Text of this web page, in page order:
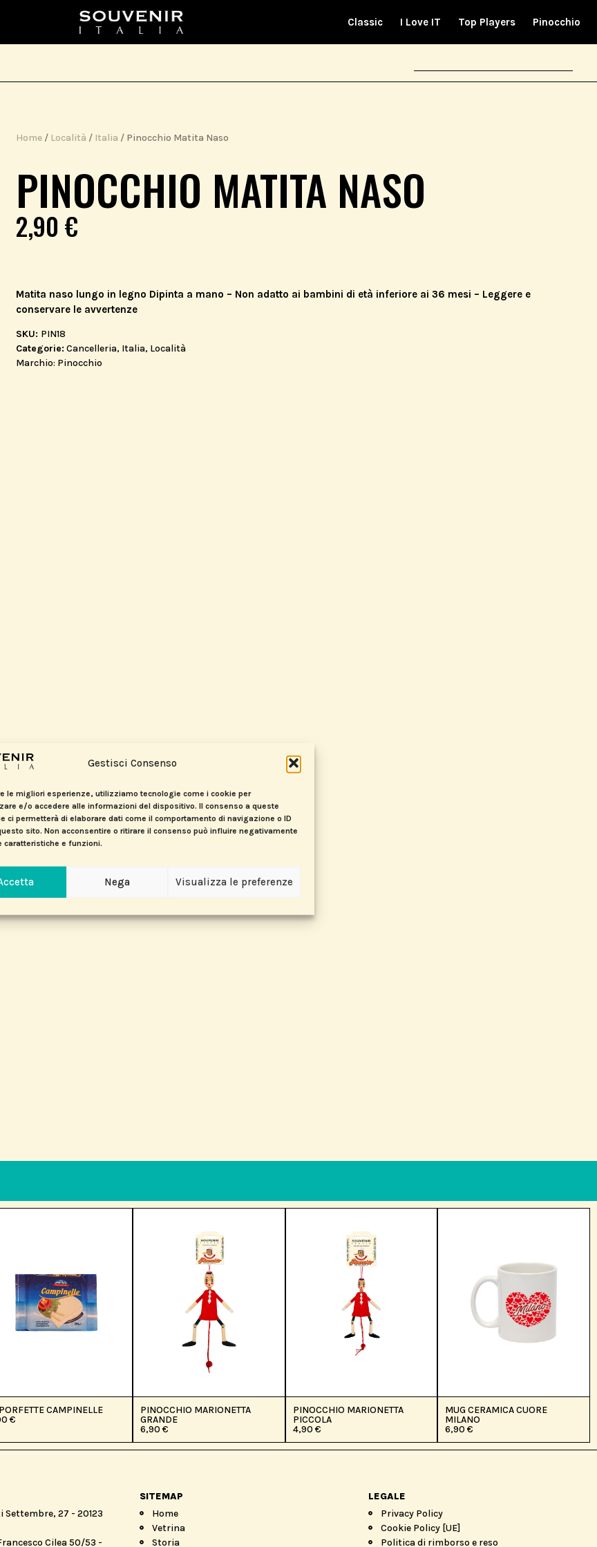
Gestisci Consenso
le migliori esperienze, utilizziamo tecnologie come i cookie per
e/o accedere alle informazioni del dispositivo. Il consenso a queste
ci permetterà di elaborare dati come il comportamento di navigazione o ID
sito. Non acconsentire o ritirare il consenso può influire negativamente
caratteristiche e funzioni.
Nega Visualizza le preferenze
Classic I Love IT Top Players Pinocchio
Home / Località / Italia / Pinocchio Matita Naso
PINOCCHIO MATITA NASO
2,90€
Matita naso lungo in legno Dipinta a mano – Non adatto ai bambini di età inferiore ai 36 mesi – Leggere e
conservare le avvertenze
SKU: PIN18
Categorie: Cancelleria, Italia, Località
Marchio: Pinocchio
CAMPINELLE
€
PINOCCHIO MARIONETTA
GRANDE
6,90 €
PINOCCHIO MARIONETTA
PICCOLA
4,90 €
MUG CERAMICA CUORE
MILANO
6,90€
Settembre, 27 - 20123
Cilea 50/53 -
SITEMAP
Home
Vetrina
Storia
LEGALE
Privacy Policy
Cookie Policy [UE]
Politica di rimborso e reso